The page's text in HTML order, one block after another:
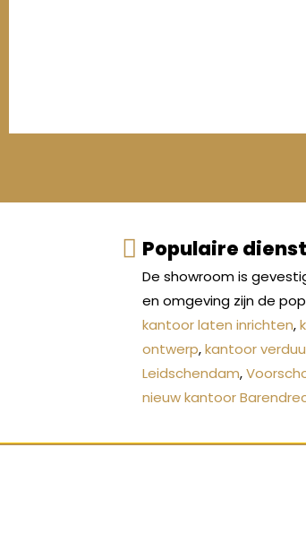
Populaire
De showroom is
en omgeving zijn de
kantoor laten inrichten,
ontwerp,kantoor
Leidschendam,
nieuw kantoor